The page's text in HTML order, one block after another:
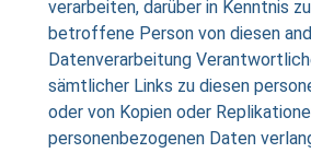
verarbeiten, darüber in Kenntnis
betroffene Person von diesen
Datenverarbeitung
sämtlicher Links zu diesen
oder von Kopien oder
personenbezogenen Daten